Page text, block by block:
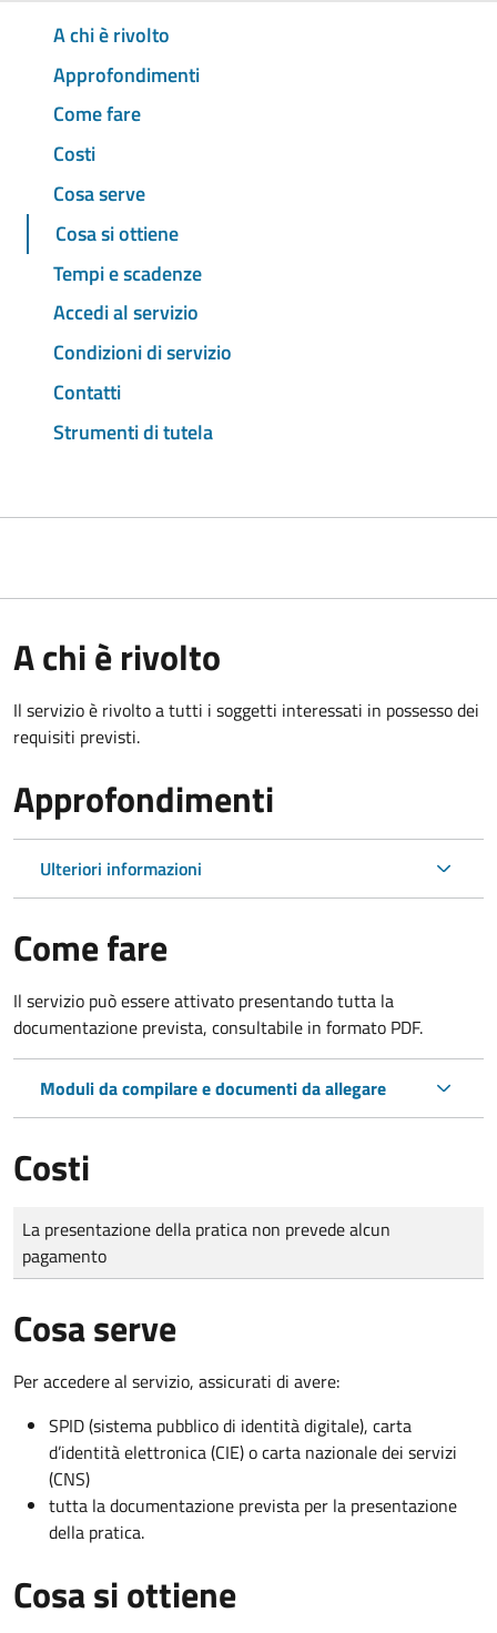
A chi è rivolto
Approfondimenti
Come fare
Costi
Cosa serve
Cosa si ottiene
Tempi e scadenze
Accedi al servizio
Condizioni di servizio
Contatti
Strumenti di tutela
A chi è rivolto
Il servizio è rivolto a tutti i soggetti interessati in possesso dei
requisiti previsti.
Approfondimenti
Ulteriori informazioni
Come fare
Il servizio può essere attivato presentando tutta la
documentazione prevista, consultabile in formato PDF.
Moduli da compilare e documenti da allegare
Costi
Tipo di pagamento
Importo
La presentazione della pratica non prevede alcun
pagamento
Cosa serve
Per accedere al servizio, assicurati di avere:
SPID (sistema pubblico di identità digitale), carta
d’identità elettronica (CIE) o carta nazionale dei servizi
(CNS)
tutta la documentazione prevista per la presentazione
della pratica.
Cosa si ottiene